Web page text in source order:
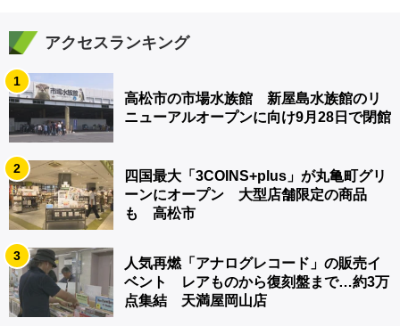
アクセスランキング
1
高松市の市場水族館 新屋島水族館のリ
ニューアルオープンに向け9月28日で閉館
2
四国最大「3COINS+plus」が丸亀町グリ
ーンにオープン 大型店舗限定の商品
も 高松市
3
人気再燃「アナログレコード」の販売イ
ベント レアものから復刻盤まで…約3万
点集結 天満屋岡山店